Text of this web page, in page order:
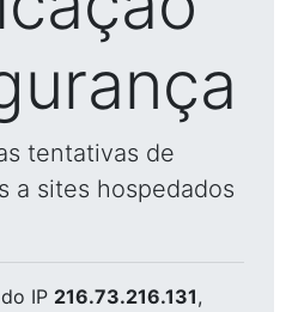
tentativas de
a sites hospedados
do IP 216.73.216.131,